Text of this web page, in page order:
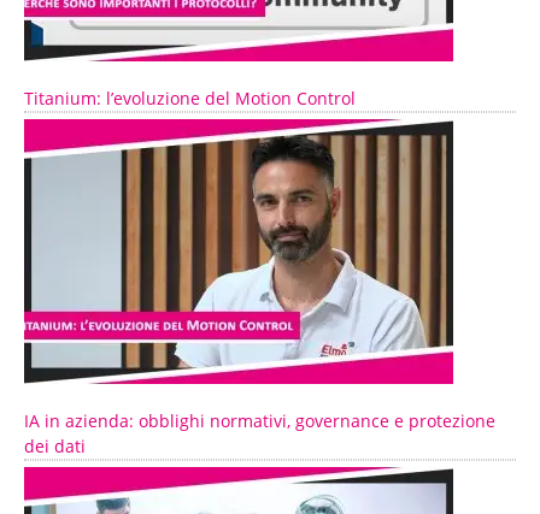
Titanium: l’evoluzione del Motion Control
IA in azienda: obblighi normativi, governance e protezione
dei dati